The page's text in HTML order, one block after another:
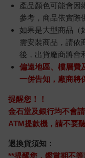
產品顏色可能會因
參考，商品依實際
如果是大型商品（
需安裝商品，請依
後，出貨廠商將會
偏遠地區、樓層費
一併告知，廠商將
提醒您！！
金石堂及銀行均不會
ATM提款機，請不要
退換貨須知：
**提醒您，鑑賞期不